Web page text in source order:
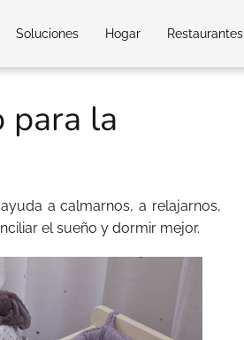
Soluciones Hogar Restaurantes
para la
a calmarnos, a relajarnos,
el sueño y dormir mejor.